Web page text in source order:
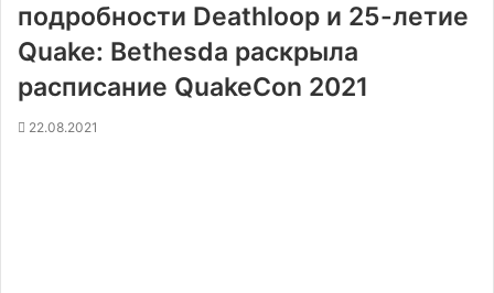
подробности Deathloop и 25-летие
Quake: Bethesda раскрыла
расписание QuakeCon 2021
22.08.2021